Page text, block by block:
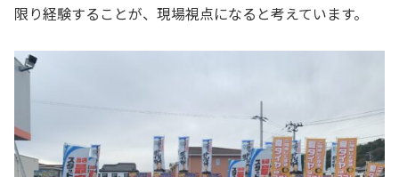
限り経験することが、現場視点になると考えています。